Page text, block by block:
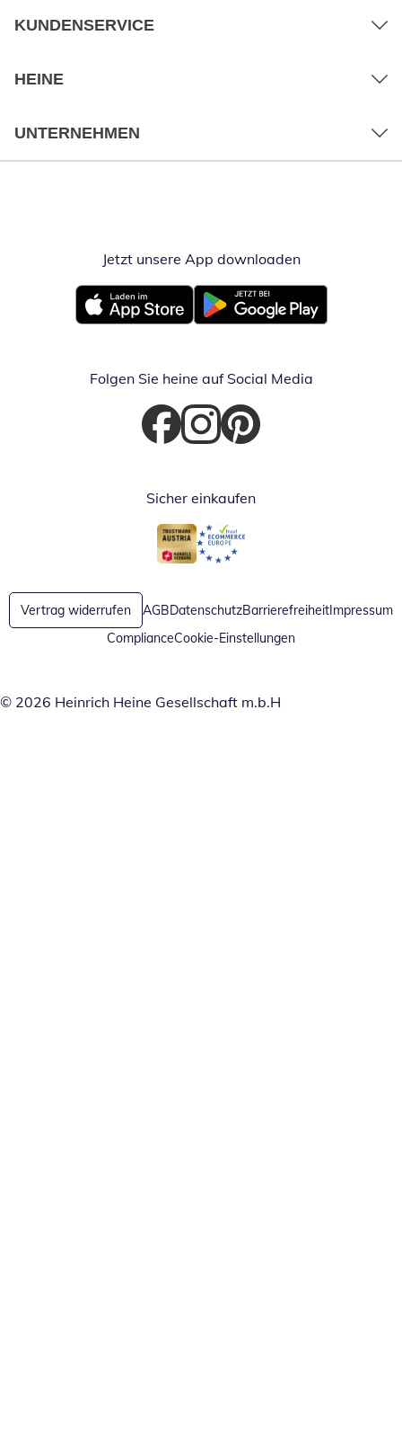
KUNDENSERVICE
HEINE
UNTERNEHMEN
Jetzt unsere App downloadenÖffnet in
Öffnet in neuem FensterÖffnet in neuem Fenster
Folgen Sie heine auf Social Media
Öffnet in neuem Fenster
Öffnet in neuem Fenster
Öffnet in neuem Fenster
Sicher einkaufen
Öffnet in neuem Fenster
Öffnet in neuem Fenster
Vertrag widerrufen AGBDatenschutzBarrierefreiheitImpressum
ComplianceCookie-Einstellungen
© 2026 Heinrich Heine Gesellschaft m.b.H